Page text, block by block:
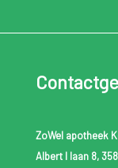
ZoWel apotheek
Albert I laan 8,